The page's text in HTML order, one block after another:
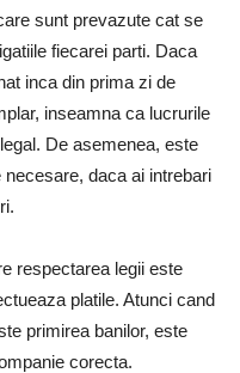
sunt prevazute cat se
fiecarei parti. Daca
inca din prima zi de
inseamna ca lucrurile
De asemenea, este
daca ai intrebari
respectarea legii este
platile. Atunci cand
primirea banilor, este
corecta.